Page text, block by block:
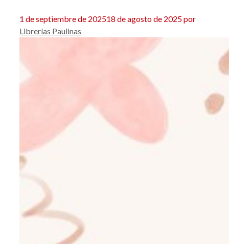
1 de septiembre de 202518 de agosto de 2025por
Librerías Paulinas